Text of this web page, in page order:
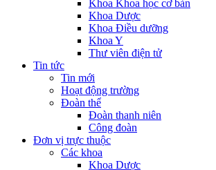
Khoa Khoa học cơ bản
Khoa Dược
Khoa Điều dưỡng
Khoa Y
Thư viên điện tử
Tin tức
Tin mới
Hoạt động trường
Đoàn thể
Đoàn thanh niên
Công đoàn
Đơn vị trực thuộc
Các khoa
Khoa Dược